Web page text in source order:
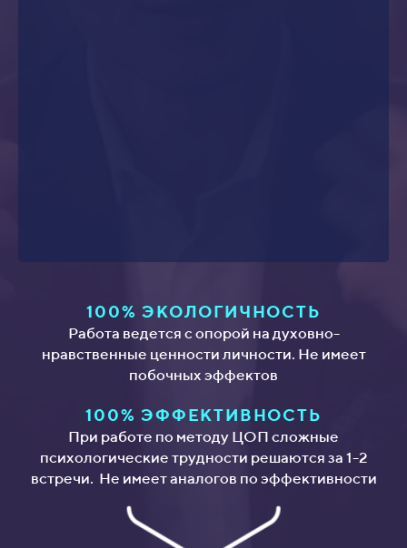
100% ЭКОЛОГИЧНОСТЬ
Работа ведется с опорой на духовно-
нравственные ценности личности. Не имеет
побочных эффектов
100% ЭФФЕКТИВНОСТЬ
При работе по методу ЦОП сложные
психологические трудности решаются за 1-2
встречи. Не имеет аналогов по эффективности